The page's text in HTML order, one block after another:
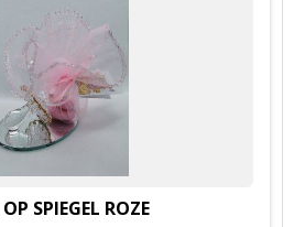
OP SPIEGEL ROZE